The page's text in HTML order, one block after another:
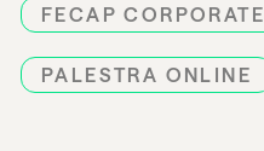
FECAP CORPORATE
PALESTRA ONLINE